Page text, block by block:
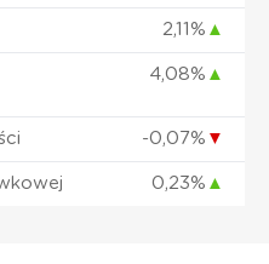
2,11% ▲
4,08% ▲
-0,07% ▼
0,23% ▲